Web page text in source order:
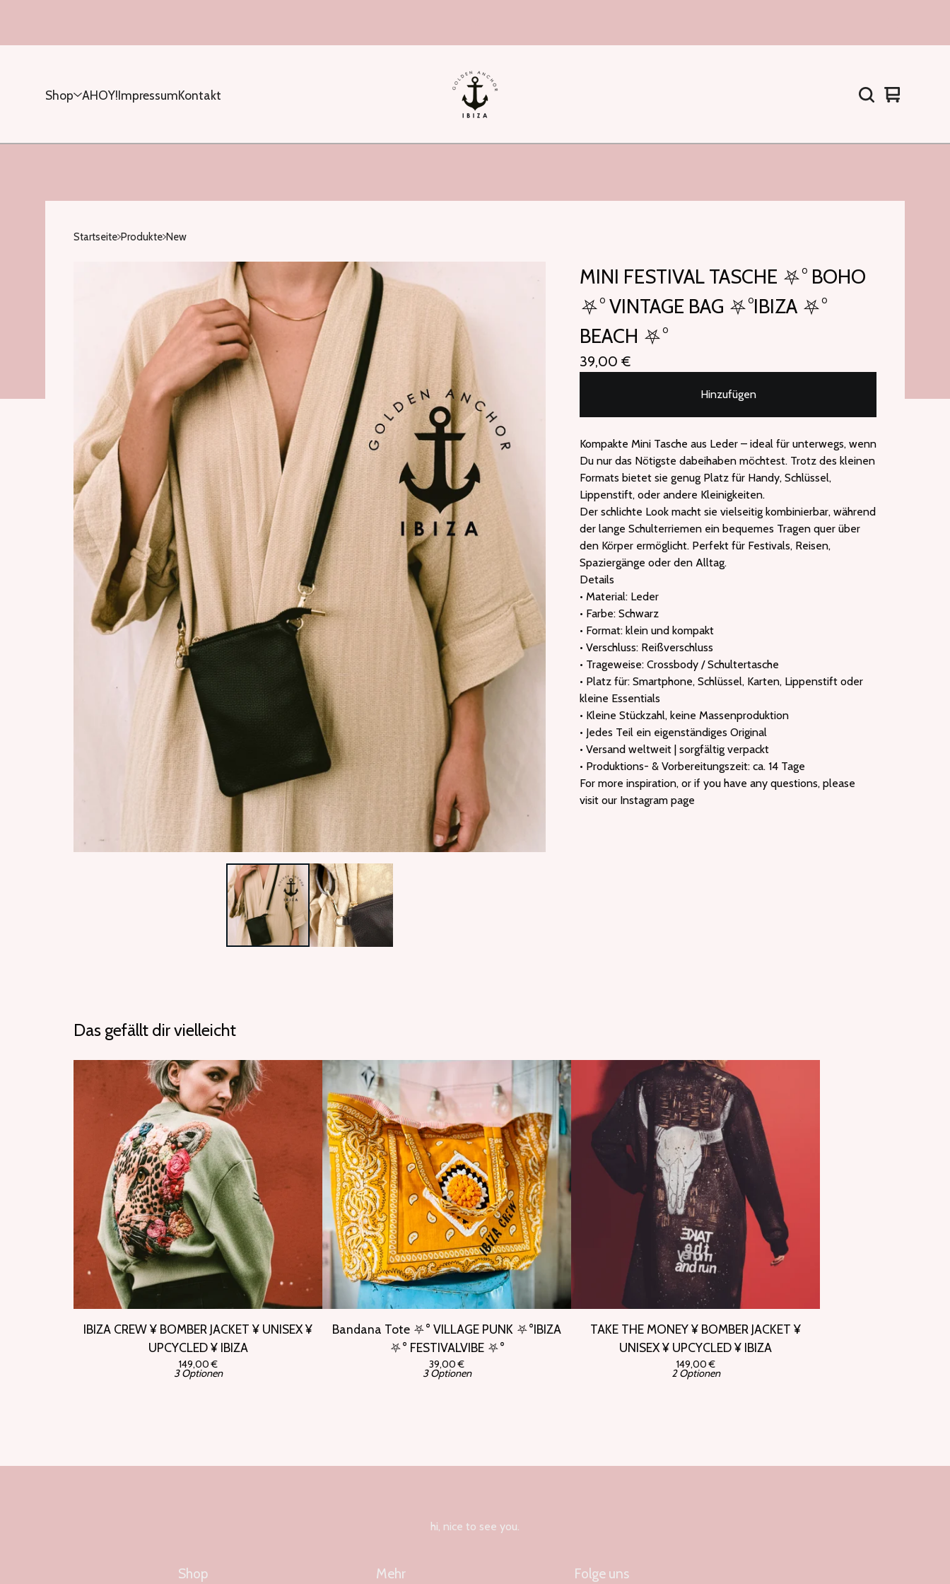
Shop AHOY!ImpressumKontakt
Warenkorb
0
Startseite Produkte New
MINI FESTIVAL TASCHE ⛧° BOHO
⛧° VINTAGE BAG ⛧°IBIZA ⛧°
BEACH ⛧°
39,00 €
Hinzufügen
Kompakte Mini Tasche aus Leder – ideal für unterwegs, wenn
Du nur das Nötigste dabeihaben möchtest. Trotz des kleinen
Formats bietet sie genug Platz für Handy, Schlüssel,
Lippenstift, oder andere Kleinigkeiten.
Der schlichte Look macht sie vielseitig kombinierbar, während
der lange Schulterriemen ein bequemes Tragen quer über
den Körper ermöglicht. Perfekt für Festivals, Reisen,
Spaziergänge oder den Alltag.
Details
• Material: Leder
• Farbe: Schwarz
• Format: klein und kompakt
• Verschluss: Reißverschluss
• Trageweise: Crossbody / Schultertasche
• Platz für: Smartphone, Schlüssel, Karten, Lippenstift oder
kleine Essentials
• Kleine Stückzahl, keine Massenproduktion
• Jedes Teil ein eigenständiges Original
• Versand weltweit | sorgfältig verpackt
• Produktions- & Vorbereitungszeit: ca. 14 Tage
For more inspiration, or if you have any questions, please
visit our Instagram page
Das gefällt dir vielleicht
IBIZA CREW ¥ BOMBER JACKET ¥ UNISEX ¥
UPCYCLED ¥ IBIZA
149,00€
3 Optionen
Bandana Tote ⛧° VILLAGE PUNK ⛧°IBIZA
⛧° FESTIVALVIBE ⛧°
39,00€
3 Optionen
TAKE THE MONEY ¥ BOMBER JACKET ¥
UNISEX ¥ UPCYCLED ¥ IBIZA
149,00€
2 Optionen
hi, nice to see you.
Shop Mehr Folge uns